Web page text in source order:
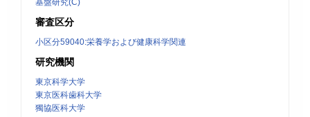
基盤研究(C)
審査区分
小区分59040:栄養学および健康科学関連
研究機関
東京科学大学
東京医科歯科大学
獨協医科大学